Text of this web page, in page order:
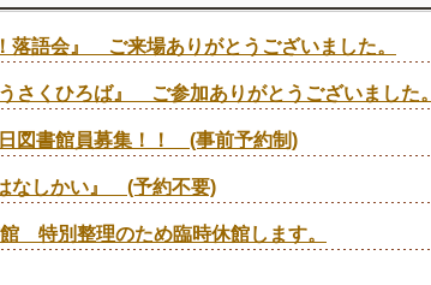
語会』 ご来場ありがとうございました。
さくひろば』 ご参加ありがとうございました。
図書館員募集！！ (事前予約制)
なしかい』 (予約不要)
特別整理のため臨時休館します。